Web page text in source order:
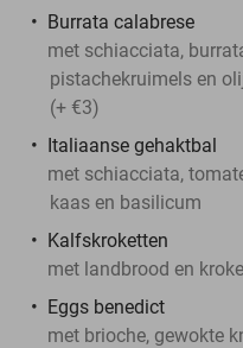
Burrata calabrese
met schiacciata,
pistachekruimels en
(+ €3)
Italiaanse gehaktbal
met schiacciata,
kaas en basilicum
Kalfskroketten
met landbrood en
Eggs benedict
met brioche, gewokte